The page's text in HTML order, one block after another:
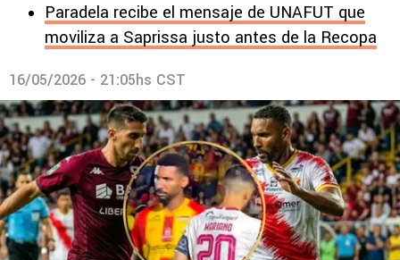
Paradela recibe el mensaje de UNAFUT que
moviliza a Saprissa justo antes de la Recopa
16/05/2026 - 21:05hs CST